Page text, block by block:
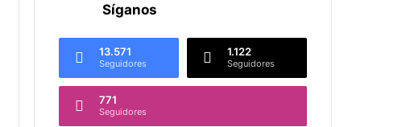
Síganos
13.571
Seguidores
1.122
Seguidores
771
Seguidores